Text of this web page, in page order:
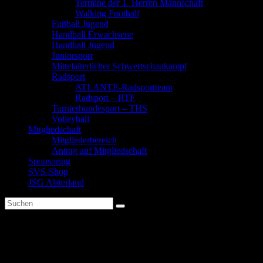
Termine der 1. Herren Mannschaft
Walking Football
Fußball Jugend
Handball Erwachsene
Handball Jugend
Juniorsport
Mittelalterlicher Schwertschaukampf
Radsport
ATLANTE-Radsportteam
Radsport – RTF
Turnierhundesport – THS
Volleyball
Mitgliedschaft
Mitgliederbereich
Antrag auf Mitgliedschaft
Sponsoring
SVS-Shop
JSG Alsterland